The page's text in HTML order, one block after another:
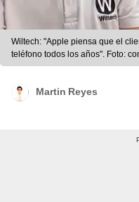
Wiltech: "Apple piensa que el
teléfono todos los años". Foto:
Martin Reyes